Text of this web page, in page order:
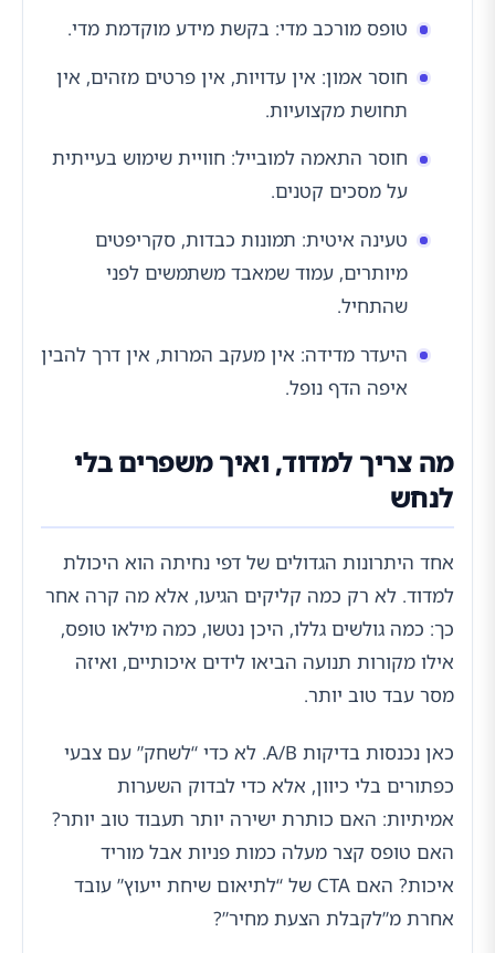
טופס מורכב מדי: בקשת מידע מוקדמת מדי.
חוסר אמון: אין עדויות, אין פרטים מזהים, אין
תחושת מקצועיות.
חוסר התאמה למובייל: חוויית שימוש בעייתית
על מסכים קטנים.
טעינה איטית: תמונות כבדות, סקריפטים
מיותרים, עמוד שמאבד משתמשים לפני
שהתחיל.
היעדר מדידה: אין מעקב המרות, אין דרך להבין
איפה הדף נופל.
מה צריך למדוד, ואיך משפרים בלי
לנחש
אחד היתרונות הגדולים של דפי נחיתה הוא היכולת
למדוד. לא רק כמה קליקים הגיעו, אלא מה קרה אחר
כך: כמה גולשים גללו, היכן נטשו, כמה מילאו טופס,
אילו מקורות תנועה הביאו לידים איכותיים, ואיזה
מסר עבד טוב יותר.
כאן נכנסות בדיקות A/B. לא כדי “לשחק” עם צבעי
כפתורים בלי כיוון, אלא כדי לבדוק השערות
אמיתיות: האם כותרת ישירה יותר תעבוד טוב יותר?
האם טופס קצר מעלה כמות פניות אבל מוריד
איכות? האם CTA של “לתיאום שיחת ייעוץ” עובד
אחרת מ”לקבלת הצעת מחיר”?